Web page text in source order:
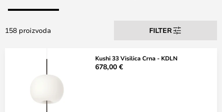
158 proizvoda FILTER
Kushi 33 Visilica Crna - KDLN
678,00 €